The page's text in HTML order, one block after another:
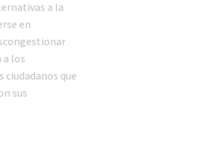
a la
en
a los
que
sus